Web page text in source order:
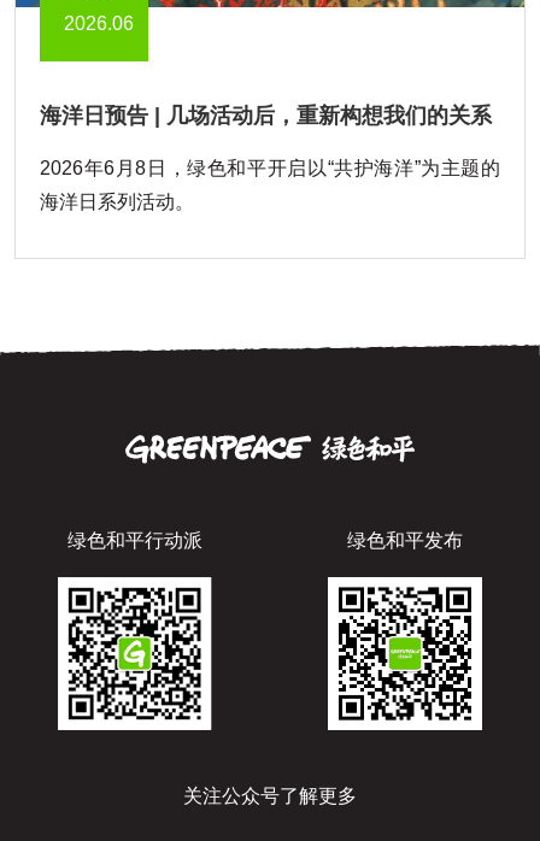
2026.06
海洋日预告 | 几场活动后，重新构想我们的关系
2026年6月8日，绿色和平开启以“共护海洋”为主题的
海洋日系列活动。
绿色和平行动派 绿色和平发布
关注公众号了解更多